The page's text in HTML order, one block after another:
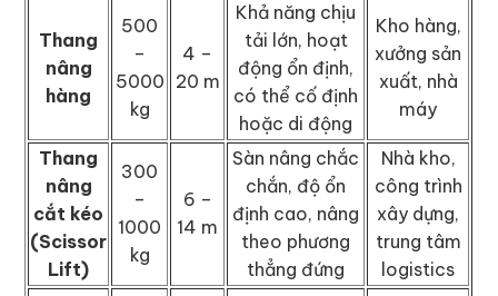
Thang
nâng
hàng
500
–
5000
kg
4 –
20 m
Khả năng chịu
tải lớn, hoạt
động ổn định,
có thể cố định
hoặc di động
Kho hàng,
xưởng sản
xuất, nhà
máy
Thang
nâng
cắt kéo
(Scissor
Lift)
300
–
1000
kg
6 –
14 m
Sàn nâng chắc
chắn, độ ổn
định cao, nâng
theo phương
thẳng đứng
Nhà kho,
công trình
xây dựng,
trung tâm
logistics